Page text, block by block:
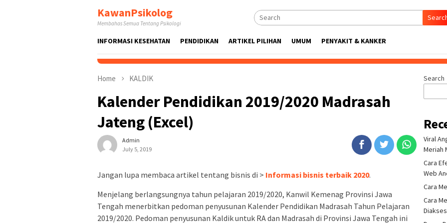
KawanPsikolog
Membahas Semua Tentang Psikologi
INFORMASI KESEHATAN PENDIDIKAN ARTIKEL PILIHAN UMUM PENYAKIT & KANKER
Home KALDIK
Kalender Pendidikan 2019/2020 Madrasah
Jateng (Excel)
Admin
July 5, 2019
Jangan lupa membaca artikel tentang bisnis di > Informasi bisnis terbaik 2020.
Menjelang berlangsungnya tahun pelajaran 2019/2020, Kanwil Kemenag Provinsi Jawa
Tengah menerbitkan pedoman penyusunan Kalender Pendidikan Madrasah Tahun Pelajaran
2019/2020. Pedoman penyusunan Kaldik untuk RA dan Madrasah di Provinsi Jawa Tengah ini
Search
Viral
Meriah
Cara
Web
Cara
Cara
Diakses